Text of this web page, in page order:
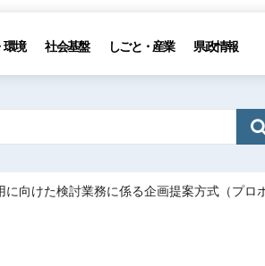
環境 社会基盤 しごと・産業 県政情報
向けた検討業務に係る企画提案方式（プロ